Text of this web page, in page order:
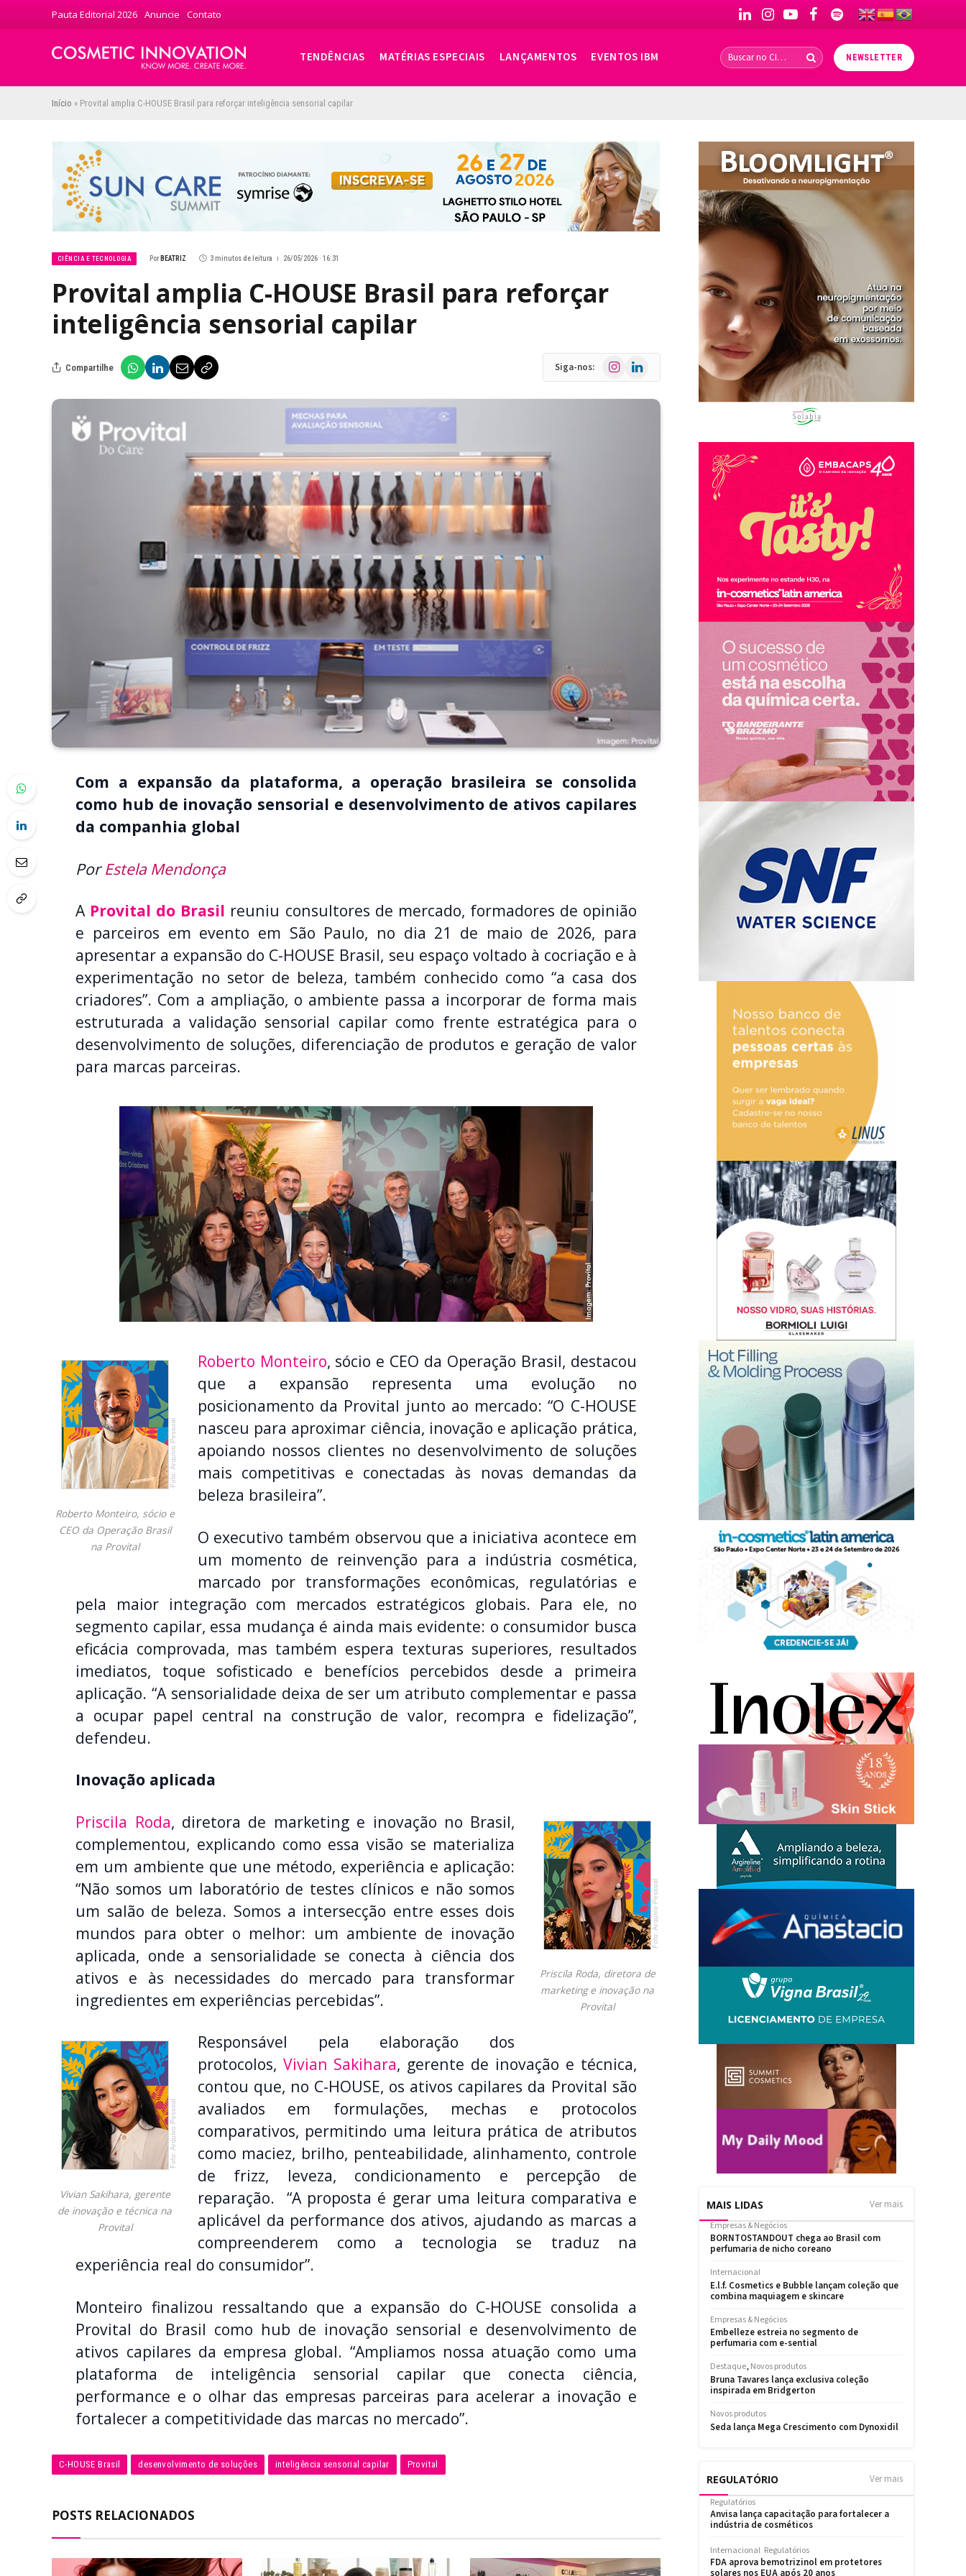
Pauta Editorial 2026 Anuncie Contato LinkedInInstagramYouTubeFacebookSpotify
TENDÊNCIAS MATÉRIAS ESPECIAIS LANÇAMENTOS EVENTOS IBM NEWSLETTER
Início » Provital amplia C-HOUSE Brasil para reforçar inteligência sensorial capilar
CIÊNCIA E TECNOLOGIA Por BEATRIZ 3 minutos de leitura 26/05/2026 · 16:31
Provital amplia C-HOUSE Brasil para reforçar
inteligência sensorial capilar
Compartilhe Siga-nos: InstagramLinkedIn
Com a expansão da plataforma, a operação brasileira se consolida
como hub de inovação sensorial e desenvolvimento de ativos capilares
da companhia global
PorEstela Mendonça
A Provital do Brasil reuniu consultores de mercado, formadores de opinião
e parceiros em evento em São Paulo, no dia 21 de maio de 2026, para
apresentar a expansão do C-HOUSE Brasil, seu espaço voltado à cocriação e à
experimentação no setor de beleza, também conhecido como “a casa dos
criadores”. Com a ampliação, o ambiente passa a incorporar de forma mais
estruturada a validação sensorial capilar como frente estratégica para o
desenvolvimento de soluções, diferenciação de produtos e geração de valor
para marcas parceiras.
Roberto Monteiro, sócio e
CEO da Operação Brasil
na Provital
Roberto Monteiro, sócio e CEO da Operação Brasil, destacou
que a expansão representa uma evolução no
posicionamento da Provital junto ao mercado: “O C-HOUSE
nasceu para aproximar ciência, inovação e aplicação prática,
apoiando nossos clientes no desenvolvimento de soluções
mais competitivas e conectadas às novas demandas da
beleza brasileira”.
O executivo também observou que a iniciativa acontece em
um momento de reinvenção para a indústria cosmética,
marcado por transformações econômicas, regulatórias e
pela maior integração com mercados estratégicos globais. Para ele, no
segmento capilar, essa mudança é ainda mais evidente: o consumidor busca
eficácia comprovada, mas também espera texturas superiores, resultados
imediatos, toque sofisticado e benefícios percebidos desde a primeira
aplicação. “A sensorialidade deixa de ser um atributo complementar e passa
a ocupar papel central na construção de valor, recompra e fidelização”,
defendeu.
Inovação aplicada
Priscila Roda, diretora de
marketing e inovação na
Provital
Priscila Roda, diretora de marketing e inovação no Brasil,
complementou, explicando como essa visão se materializa
em um ambiente que une método, experiência e aplicação:
“Não somos um laboratório de testes clínicos e não somos
um salão de beleza. Somos a intersecção entre esses dois
mundos para obter o melhor: um ambiente de inovação
aplicada, onde a sensorialidade se conecta à ciência dos
ativos e às necessidades do mercado para transformar
ingredientes em experiências percebidas”.
Vivian Sakihara, gerente
de inovação e técnica na
Provital
Responsável pela elaboração dos
protocolos, Vivian Sakihara, gerente de inovação e técnica,
contou que, no C-HOUSE, os ativos capilares da Provital são
avaliados em formulações, mechas e protocolos
comparativos, permitindo uma leitura prática de atributos
como maciez, brilho, penteabilidade, alinhamento, controle
de frizz, leveza, condicionamento e percepção de
reparação. “A proposta é gerar uma leitura comparativa e
aplicável da performance dos ativos, ajudando as marcas a
compreenderem como a tecnologia se traduz na
experiência real do consumidor”.
Monteiro finalizou ressaltando que a expansão do C-HOUSE consolida a
Provital do Brasil como hub de inovação sensorial e desenvolvimento de
ativos capilares da empresa global. “Ampliamos nossa atuação como uma
plataforma de inteligência sensorial capilar que conecta ciência,
performance e o olhar das empresas parceiras para acelerar a inovação e
fortalecer a competitividade das marcas no mercado”.
C-HOUSE Brasil desenvolvimento de soluções inteligência sensorial capilar Provital
POSTS RELACIONADOS
MAIS LIDAS Ver mais
REGULATÓRIO Ver mais
Regulatórios
Anvisa lança capacitação para fortalecer a
indústria de cosméticos
Internacional Regulatórios
FDA aprova bemotrizinol em protetores
solares nos EUA após 20 anos